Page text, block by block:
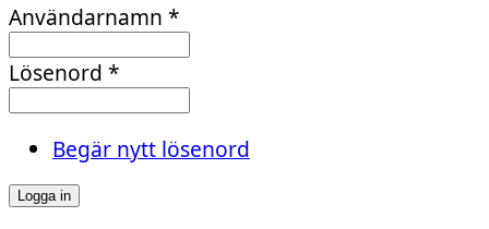
Användarnamn *
Lösenord *
Begär nytt lösenord